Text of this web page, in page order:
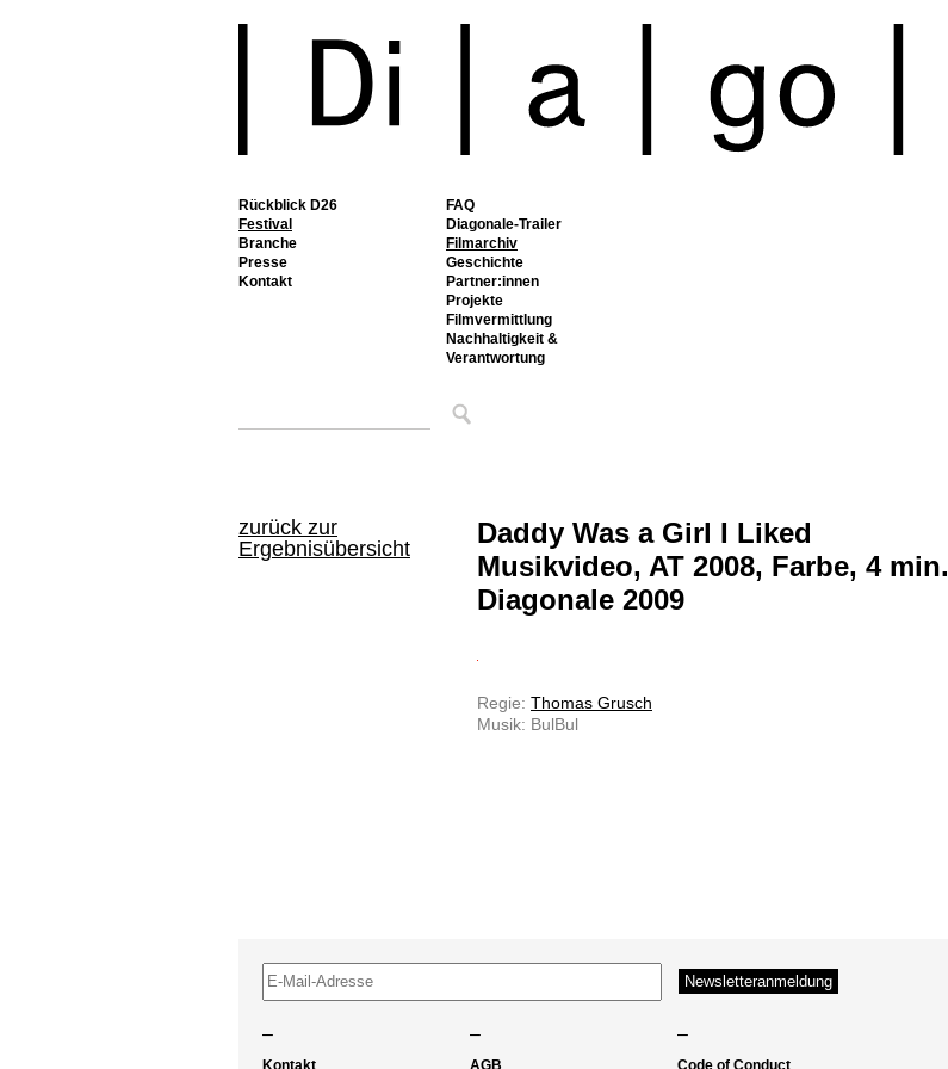
Rückblick D26
Festival
FAQ
Diagonale-Trailer
Filmarchiv
Geschichte
Partner:innen
Projekte
Filmvermittlung
Nachhaltigkeit &
Verantwortung
Branche
Presse
Kontakt
zurück zur
Ergebnisübersicht
Daddy Was a Girl I Liked
Musikvideo, AT 2008, Farbe, 4 min.
Diagonale 2009
Regie: Thomas Grusch
Musik: BulBul
– – –
Kontakt AGB Code of Conduct